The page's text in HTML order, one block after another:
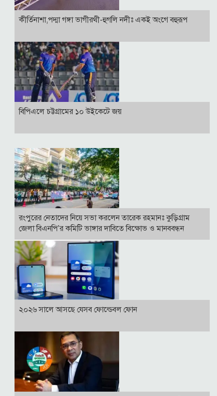
কীর্তিনাশা,পদ্মা গঙ্গা ভাগীরথী-হুগলি নদীঃ একই অংগে বহুরূপ
বিপিএলে চট্টগ্রামের ১০ উইকেটে জয়
রংপুরের নেতাদের নিয়ে সভা করলেন তারেক রহমানঃ কুড়িগ্রাম
জেলা বিএনপি’র কমিটি ভাঙ্গার দাবিতে বিক্ষোভ ও মানববন্ধন
২০২৬ সালে আসছে যেসব ফোল্ডেবল ফোন